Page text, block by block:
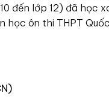
đến lớp 12) đã học
học ôn thi THPT